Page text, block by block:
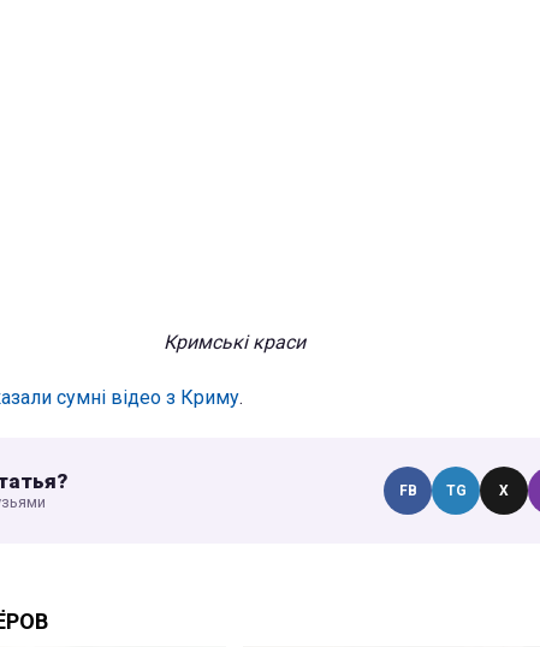
Кримські краси
сумні відео з Криму.
FB TG X